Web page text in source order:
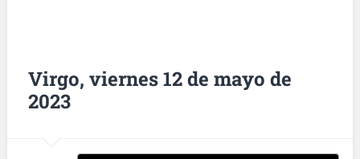
Virgo, viernes 12 de mayo de
2023